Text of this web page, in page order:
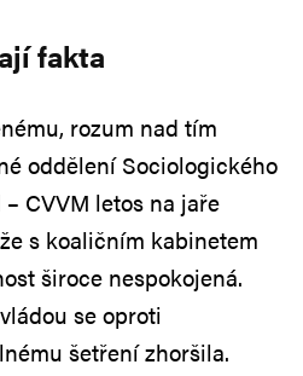
fakta
rozum nad tím
oddělení Sociologického
CVVM letos na jaře
s koaličním kabinetem
široce nespokojená.
se oproti
šetření zhoršila.